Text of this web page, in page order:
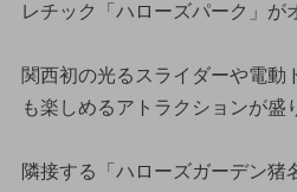
レチック「ハローズパーク」
関西初の光るスライダーや電動
も楽しめるアトラクションが盛
隣接する「ハローズガーデン猪